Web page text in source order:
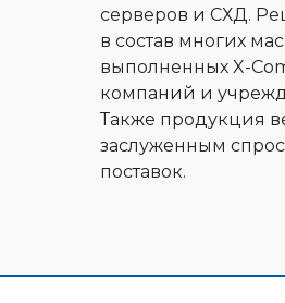
серверов и СХД.
в состав многих
выполненных X-
компаний и
Также продукция
заслуженным
поставок.